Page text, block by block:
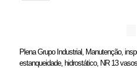
Plena Grupo Industrial, Manutenção,
estanqueidade, hidrostático, NR 13